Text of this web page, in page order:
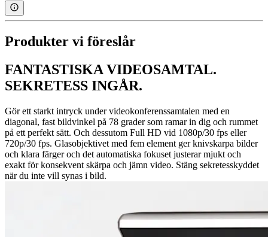
Produkter vi föreslår
FANTASTISKA VIDEOSAMTAL.
SEKRETESS INGÅR.
Gör ett starkt intryck under videokonferenssamtalen med en
diagonal, fast bildvinkel på 78 grader som ramar in dig och rummet
på ett perfekt sätt. Och dessutom Full HD vid 1080p/30 fps eller
720p/30 fps. Glasobjektivet med fem element ger knivskarpa bilder
och klara färger och det automatiska fokuset justerar mjukt och
exakt för konsekvent skärpa och jämn video. Stäng sekretesskyddet
när du inte vill synas i bild.